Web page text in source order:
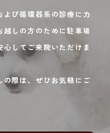
び循環器系の診療に力
しの方のために駐車場
してご来院いただけま
際は、ぜひお気軽にご